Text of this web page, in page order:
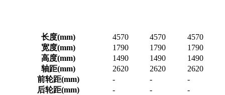
长度(mm) 4570 4570
4570
宽度(mm)
1790 1790
1790
高度(mm)
1490 1490
1490
轴距(mm)
2620 2620
2620
前轮距(mm)
- -
-
后轮距(mm)
- -
-